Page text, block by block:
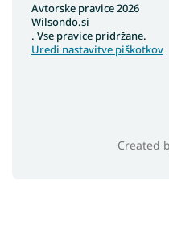
Created
Avtorske pravice 2026
Wilsondo.si
. Vse pravice pridržane.
Uredi nastavitve piškotkov